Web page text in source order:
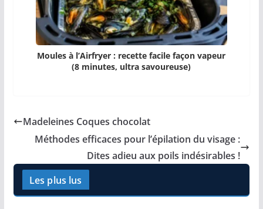
Moules à l’Airfryer : recette facile façon vapeur
(8 minutes, ultra savoureuse)
Madeleines Coques chocolat
Méthodes efficaces pour l’épilation du visage :
Dites adieu aux poils indésirables !
Les plus lus